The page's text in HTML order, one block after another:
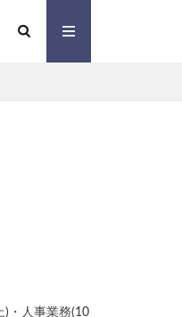
)・人事業務(10